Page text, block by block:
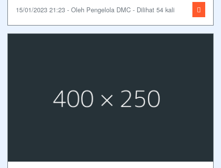
15/01/2023 21:23 - Oleh Pengelola DMC - Dilihat 54 kali